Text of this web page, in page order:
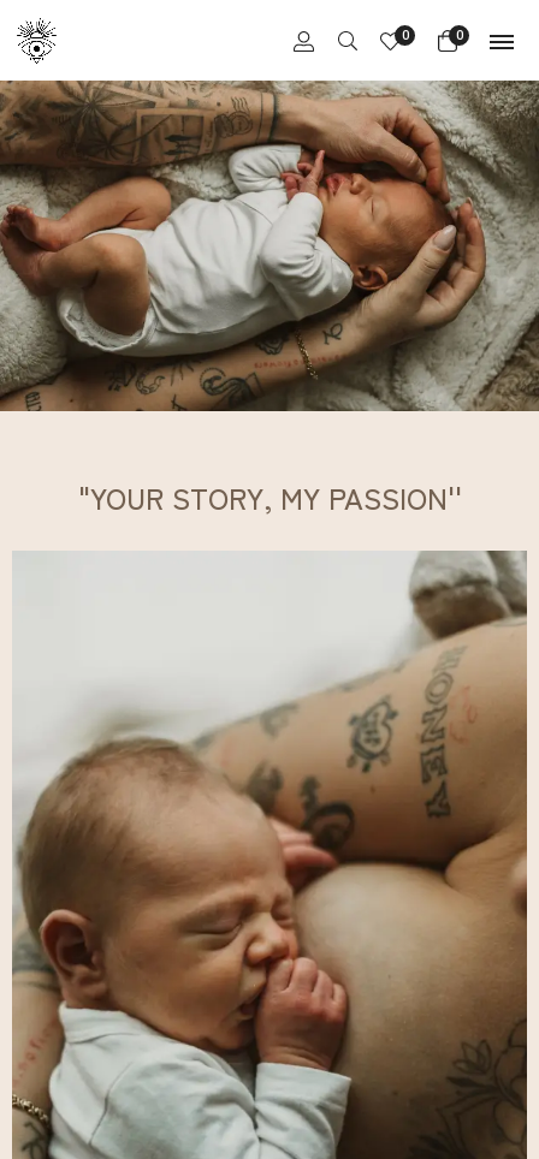
0
0
"YOUR STORY, MY PASSION''